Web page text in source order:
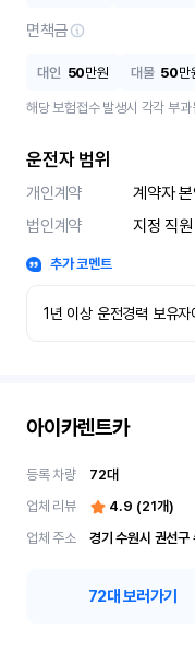
면책금
대인 50만원 대물 50만
해당 보험접수 발생시 각각 부과
운전자 범위
개인계약
계약자
법인계약
지정 직원
추가 코멘트
1년 이상 운전경력 보유
아이카렌트카
등록 차량 72대
업체 리뷰
4.9 (21개)
업체 주소
72대 보러가기